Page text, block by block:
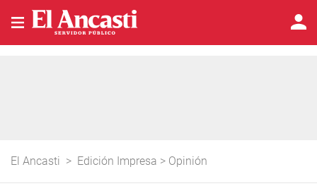
El Ancasti > Edición Impresa > Opinión